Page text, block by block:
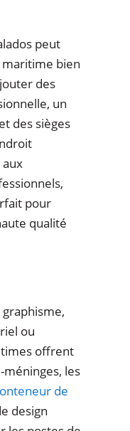
peut
bien
des
un
des sièges
pour
qualité
ou
offrent
les
de
design